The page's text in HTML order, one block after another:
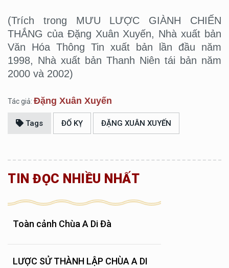
(Trích trong MƯU LƯỢC GIÀNH CHIẾN
THẮNG của Đặng Xuân Xuyến, Nhà xuất bản
Văn Hóa Thông Tin xuất bản lần đầu năm
1998, Nhà xuất bản Thanh Niên tái bản năm
2000 và 2002)
Tác giả: Đặng Xuân Xuyến
Tags ĐỐ KỴ ĐẶNG XUÂN XUYẾN
TIN ĐỌC NHIỀU NHẤT
Toàn cảnh Chùa A Di Đà
LƯỢC SỬ THÀNH LẬP CHÙA A DI